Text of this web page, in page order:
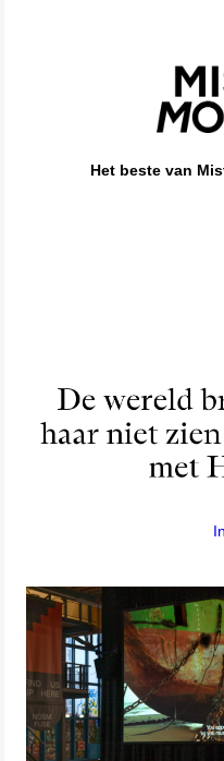
Het beste van